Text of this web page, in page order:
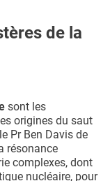
de la
sont les
origines du saut
Pr Ben Davis de
résonance
complexes, dont
nucléaire, pour